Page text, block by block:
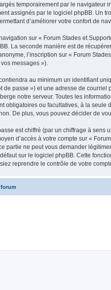
temporairement par le navigateur
assignés par le logiciel phpBB. Un
d’améliorer votre confort de
sur « Forum Stades et
La seconde manière est de
l’inscription sur « Forum
messages »).
au minimum un identifiant
de passe ») et une adresse de
notre serveur. Toutes les
obligatoires ou facultatives, à la seule
De plus, vous pouvez décider de
est chiffré (par un chiffrage à sens
d’accès à votre compte sur «
partie ne peut vous demander
sur le logiciel phpBB. Cette
reprendre le contrôle de votre